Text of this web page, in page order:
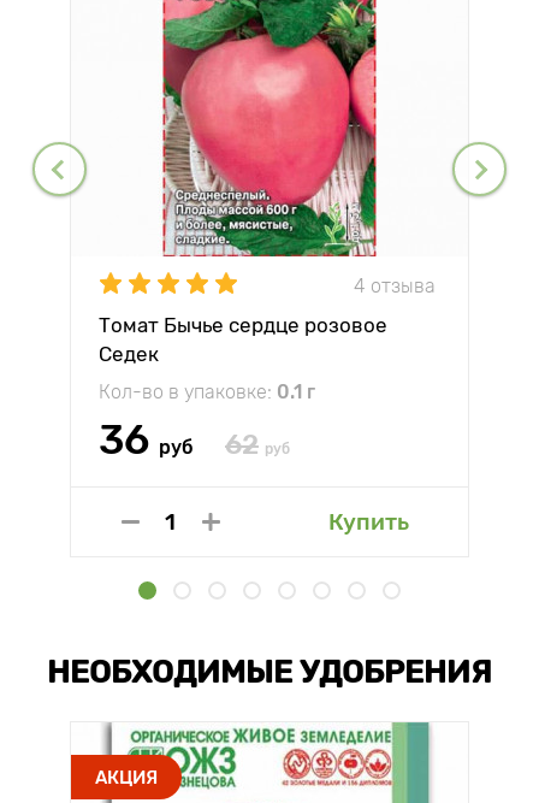
4 отзыва
Томат Бычье сердце розовое
Седек
Кол-во в упаковке: 0.1 г
36 руб 62 руб
Купить
НЕОБХОДИМЫЕ УДОБРЕНИЯ
АКЦИЯ